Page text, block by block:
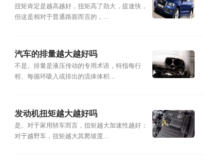
扭矩肯定是越高越好，扭矩高了劲大，提速快，
但这是相对于普通路面而言的，...
汽车的排量越大越好吗
不是。排量是液压传动的专用术语，特指每行
程、每循环吸入或排出的流体体积...
发动机扭矩越大越好吗
是。对于家用轿车而言，扭矩越大加速性越好；
对于越野车，扭矩越大其爬坡度...